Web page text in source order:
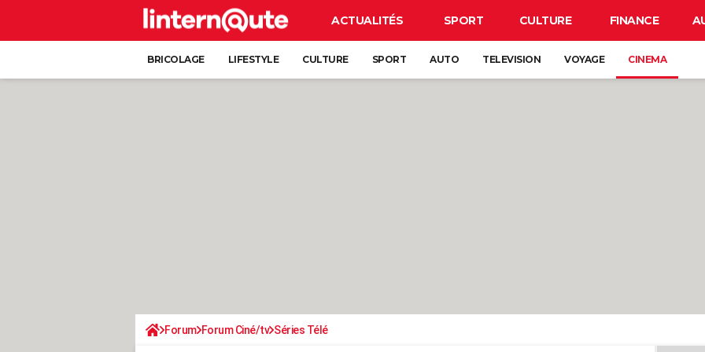
ACTUALITÉS SPORT CULTURE FINANCE
BRICOLAGE LIFESTYLE CULTURE SPORT AUTO TELEVISION VOYAGE CINEMA
Forum Forum Ciné/tv Séries Télé